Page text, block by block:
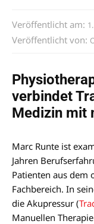
Veröffentlicht am:
Veröffentlicht von:
verbindet
Medizin mit
Marc Runte ist
Jahren
Patienten aus dem
Fachbereich. In
die Akupressur (
Manuellen